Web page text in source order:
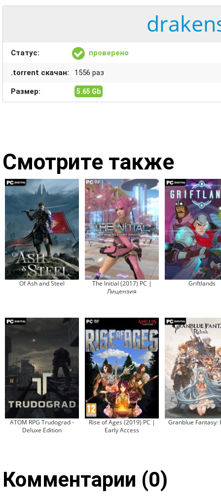
Статус: проверено
.torrent скачан: 1556 раз
Размер: 5.65 Gb
Смотрите также
Of Ash and Steel
The Initial (2017) PC |
Лицензия
Griftlands
ATOM RPG Trudograd -
Deluxe Edition
Rise of Ages (2019) PC |
Early Access
Granblue Fantasy:
Комментарии (0)